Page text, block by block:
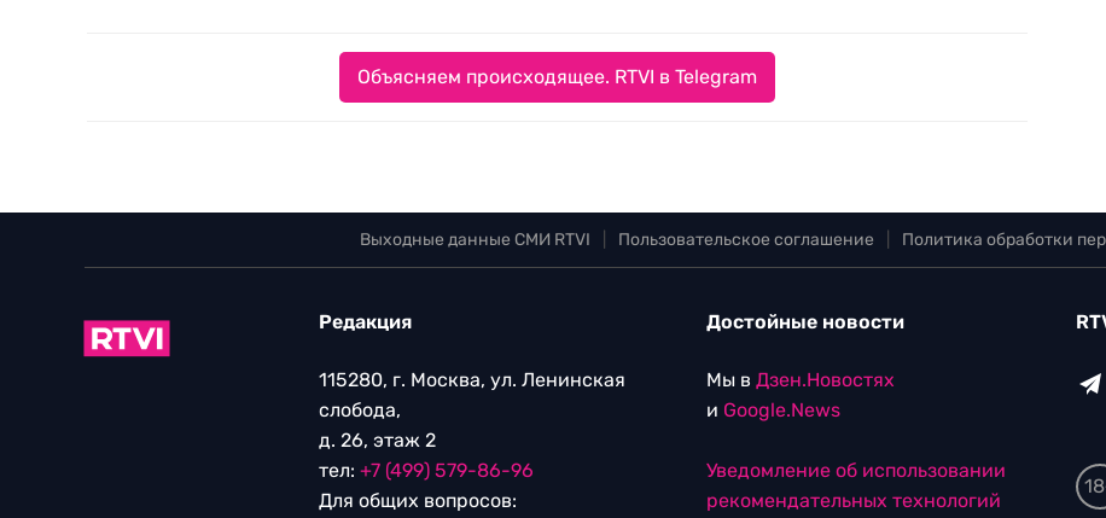
Объясняем происходящее. RTVI в Telegram
Выходные данные СМИ RTVI Пользовательское соглашение Политика обработки
Редакция
115280, г. Москва, ул. Ленинская
слобода,
д. 26, этаж 2
тел: +7 (499) 579-86-96
Для общих вопросов:
Достойные новости
Мы в Дзен.Новостях
и Google.News
Уведомление об использовании
рекомендательных технологий